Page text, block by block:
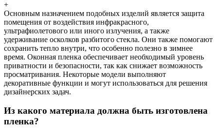
+
Основным назначением подобных изделий является защита
помещения от воздействия инфракрасного,
ультрафиолетового или иного излучения, а также
удерживание осколков разбитого стекла. Они также помогают
сохранить тепло внутри, что особенно полезно в зимнее
время. Оконная пленка обеспечивает необходимый уровень
приватности и безопасности, так как снижает возможность
просматривания. Некоторые модели выполняют
декоративные функции и могут использоваться для решения
дизайнерских задач.
Из какого материала должна быть изготовлена
пленка?